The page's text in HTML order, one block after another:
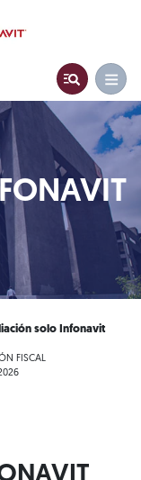
solo Infonavit
FISCAL